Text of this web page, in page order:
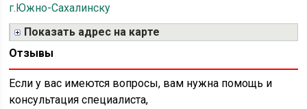
г.Южно-Сахалинску
Показать адрес на карте
Отзывы
Если у вас имеются вопросы, вам нужна помощь и
консультация специалиста,